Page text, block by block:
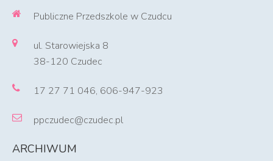
Publiczne Przedszkole w Czudcu
ul. Starowiejska 8
38-120 Czudec
17 27 71 046, 606-947-923
ppczudec@czudec.pl
ARCHIWUM